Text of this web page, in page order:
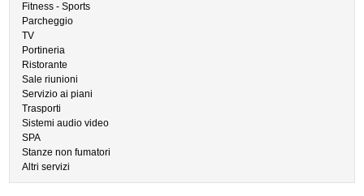
Fitness - Sports
Parcheggio
TV
Portineria
Ristorante
Sale riunioni
Servizio ai piani
Trasporti
Sistemi audio video
SPA
Stanze non fumatori
Altri servizi